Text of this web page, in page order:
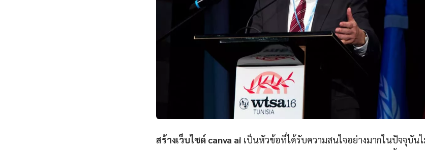
สร้างเว็บไซต์ canva ai เป็นหัวข้อที่ได้รับความสนใจอย่างมากในปัจจุบั